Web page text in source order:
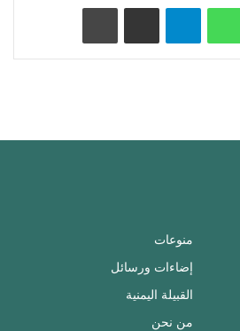
واتساب تيلقرام
منوعات
إضاءات ورسائل
القبيلة اليمنية
من نحن